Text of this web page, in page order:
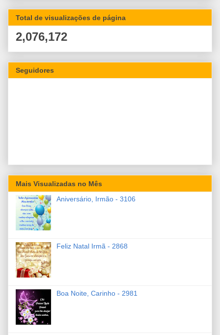
Total de visualizações de página
2,076,172
Seguidores
Mais Visualizadas no Mês
Aniversário, Irmão - 3106
Feliz Natal Irmã - 2868
Boa Noite, Carinho - 2981